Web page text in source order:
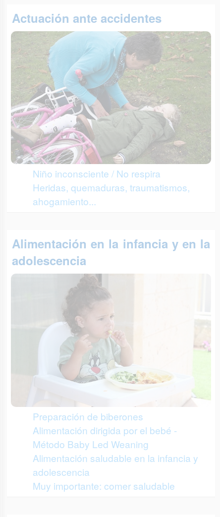
Actuación ante accidentes
Niño inconsciente / No respira
Heridas, quemaduras, traumatismos,
ahogamiento...
Alimentación en la infancia y en la
adolescencia
Preparación de biberones
Alimentación dirigida por el bebé -
Método Baby Led Weaning
Alimentación saludable en la infancia y
adolescencia
Muy importante: comer saludable